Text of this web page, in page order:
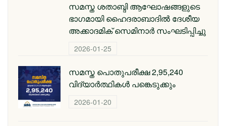
സമസ്ത ശതാബ്ദി ആഘോഷങ്ങളുടെ
ഭാഗമായി ഹൈദരാബാദില്‍ ദേശീയ
അക്കാദമിക് സെമിനാര്‍ സംഘടിപ്പിച്ചു
2026-01-25
സമസ്ത പൊതുപരീക്ഷ 2,95,240
വിദ്യാര്‍ത്ഥികള്‍ പങ്കെടുക്കും
2026-01-20